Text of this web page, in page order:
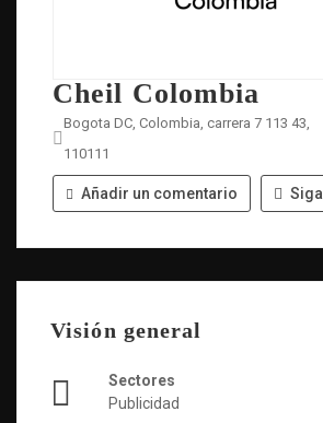
Cheil Colombia
Bogota DC, Colombia, carrera 7 113 43,
110111
Añadir un comentario Siga
Visión general
Sectores
Publicidad